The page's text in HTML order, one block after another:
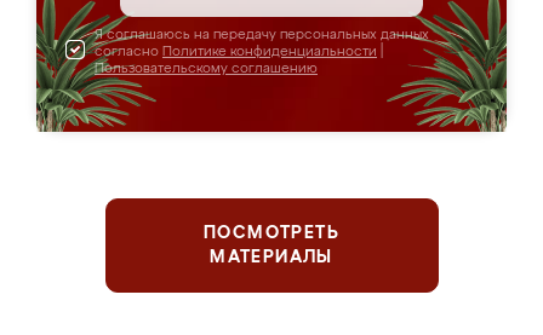
Я соглашаюсь на передачу персональных данных
согласно Политике конфиденциальности
Пользовательскому соглашению
ПОСМОТРЕТЬ
МАТЕРИАЛЫ